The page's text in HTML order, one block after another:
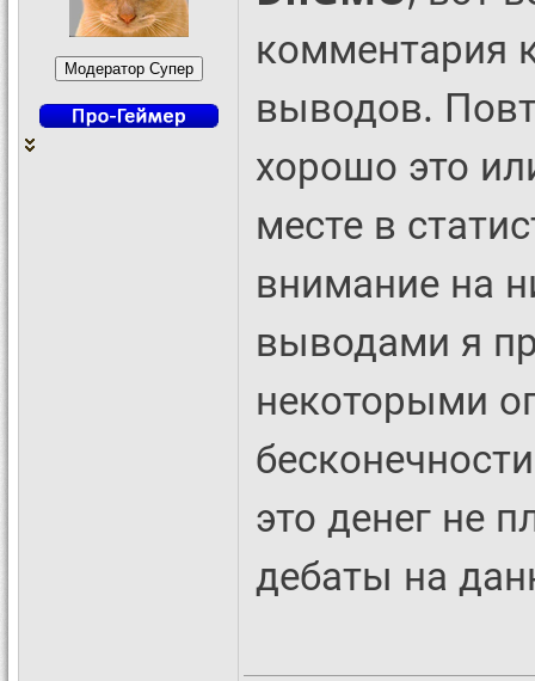
комментария
выводов.
хорошо это
месте в
внимание на
выводами я
некоторыми
это денег не
дебаты на